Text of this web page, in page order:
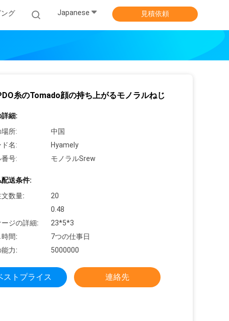
グ Japanese 見積依頼
糸のTomado顔の持ち上がるモノラルねじ
細:
所:
中国
名:
Hyamely
号:
モノラルSrew
送条件:
数量:
20
0.48
ジの詳細:
23*5*3
間:
7つの仕事日
力:
5000000
ストプライス 連絡先